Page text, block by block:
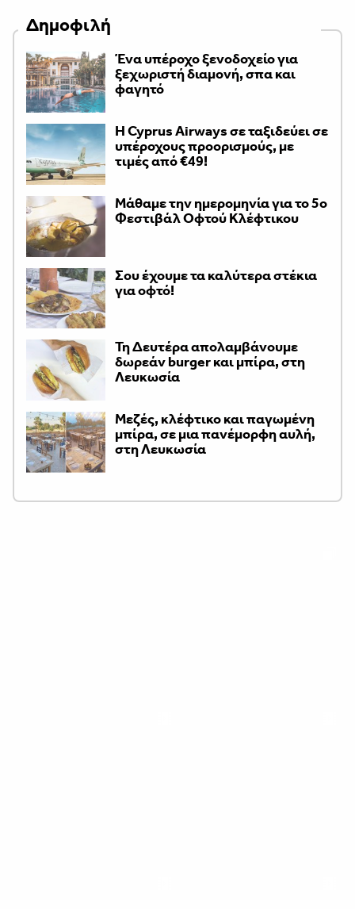
Δημοφιλή
Ένα υπέροχο ξενοδοχείο για
ξεχωριστή διαμονή, σπα και
φαγητό
H Cyprus Airways σε ταξιδεύει σε
υπέροχους προορισμούς, με
τιμές από €49!
Μάθαμε την ημερομηνία για το 5ο
Φεστιβάλ Οφτού Κλέφτικου
Σου έχουμε τα καλύτερα στέκια
για οφτό!
Τη Δευτέρα απολαμβάνουμε
δωρεάν burger και μπίρα, στη
Λευκωσία
Μεζές, κλέφτικο και παγωμένη
μπίρα, σε μια πανέμορφη αυλή,
στη Λευκωσία